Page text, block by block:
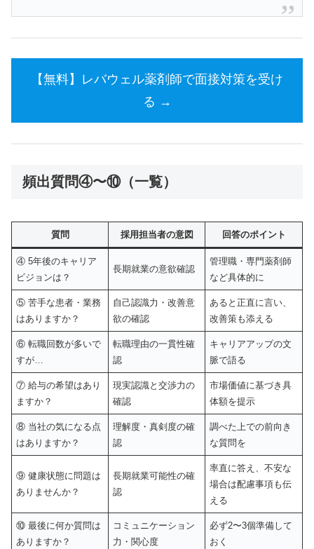
【無料】レバウェル薬剤師で面接対策を受け
る →
頻出質問④〜⑩（一覧）
質問 採用担当者の意図 回答のポイント
④ 5年後のキャリア
ビジョンは？
長期就業の意欲確認
管理職・専門薬剤師
など具体的に
⑤ 苦手な患者・業務
はありますか？
自己認識力・改善意
欲の確認
あると正直に言い、
改善策も添える
⑥ 転職回数が多いで
すが…
転職理由の一貫性確
認
キャリアアップの文
脈で語る
⑦ 給与の希望はあり
ますか？
現実認識と交渉力の
確認
市場価値に基づき具
体額を提示
⑧ 当社の気になる点
はありますか？
理解度・真剣度の確
認
調べた上での前向き
な質問を
⑨ 健康状態に問題は
ありませんか？
長期就業可能性の確
認
率直に答え、不安な
場合は配慮事項も伝
える
⑩ 最後に何か質問は
ありますか？
コミュニケーション
力・関心度
必ず2〜3個準備して
おく